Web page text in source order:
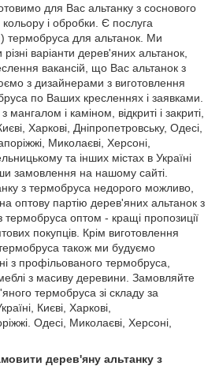
для Вас альтанку з соснового
і обробки. Є послуга
термобруса для альтанок. Ми
варіанти дерев'яних альтанок,
вакансій, що Вас альтанок з
з дизайнерами з виготовлення
по Ваших кресленнях і заявками.
і каміном, відкриті і закриті,
Харкові, Дніпропетровську, Одесі,
Миколаєві, Херсоні,
та інших містах в Україні
замовлення на нашому сайті.
з термобруса недорого можливо,
оптову партію дерев'яних альтанок з
термобруса оптом - кращі пропозиції
покупців. Крім виготовлення
також ми будуємо
з профільованого термобруса,
з масиву деревини. Замовляйте
термобруса зі складу за
Києві, Харкові,
Одесі, Миколаєві, Херсоні,
дерев'яну альтанку з